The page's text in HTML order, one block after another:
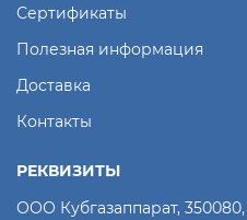
Сертификаты
Полезная информация
Доставка
Контакты
РЕКВИЗИТЫ
ООО Кубгазаппарат, 350080,